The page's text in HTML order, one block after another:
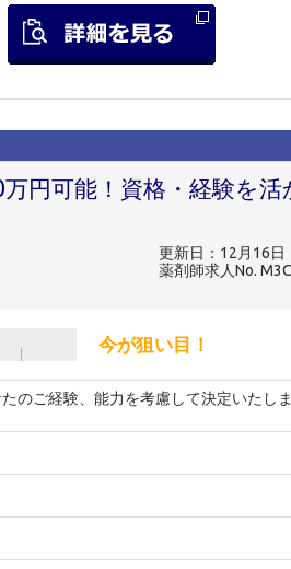
円可能！資格・経験を活
更新日：12月16日
薬剤師求人No.
今が狙い目！
のご経験、能力を考慮して決定いたし